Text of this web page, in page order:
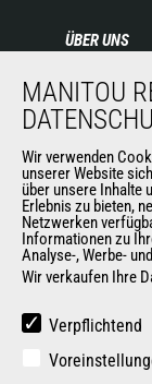
ÜBER UNS
Kontakt
Impressum
Neuigkeiten
Geschichte
Karriere
MANITOU
Wir verwenden
unserer Website
über unsere Inhalte
Erlebnis zu bieten,
Netzwerken
Informationen zu
Analyse-, Werbe-
Wir verkaufen Ihre
Verpflichtend